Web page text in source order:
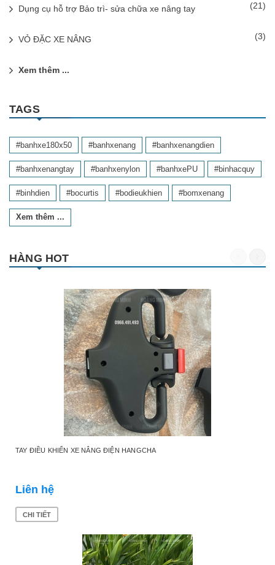
Dụng cụ hỗ trợ Bảo trì- sửa chữa xe nâng tay (21)
VỎ ĐẶC XE NÂNG (3)
Xem thêm ...
TAGS
#banhxe180x50 #banhxenang #banhxenangdien
#banhxenangtay #banhxenylon #banhxePU #binhacquy
#binhdien #bocurtis #bodieukhien #bomxenang
Xem thêm ...
HÀNG HOT
TAY ĐIỀU KHIỂN XE NÂNG ĐIỆN HANGCHA
Liên hệ
CHI TIẾT